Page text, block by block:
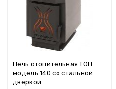
Печь отопительная ТОП
модель 140 со стальной
дверкой